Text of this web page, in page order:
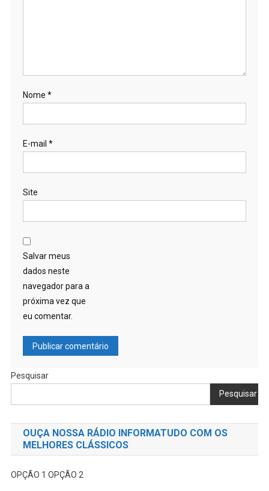
Nome *
E-mail *
Site
Salvar meus
dados neste
navegador para a
próxima vez que
eu comentar.
Pesquisar
Pesquisar
OUÇA NOSSA RÁDIO INFORMATUDO COM OS
MELHORES CLÁSSICOS
OPÇÃO 1 OPÇÃO 2